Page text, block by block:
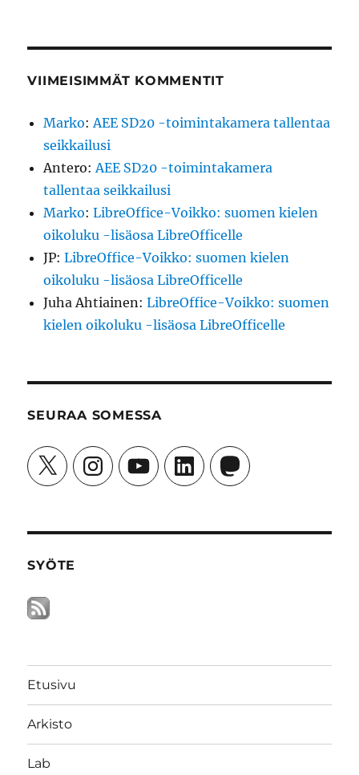
VIIMEISIMMÄT KOMMENTIT
Marko:AEE SD20 -toimintakamera tallentaa
seikkailusi
Antero:AEE SD20 -toimintakamera
tallentaa seikkailusi
Marko:LibreOffice-Voikko: suomen kielen
oikoluku -lisäosa LibreOfficelle
JP:LibreOffice-Voikko: suomen kielen
oikoluku -lisäosa LibreOfficelle
Juha Ahtiainen:LibreOffice-Voikko: suomen
kielen oikoluku -lisäosa LibreOfficelle
SEURAA SOMESSA
X InstagramYouTubeLinkedInMastodon
SYÖTE
Etusivu
Arkisto
Lab